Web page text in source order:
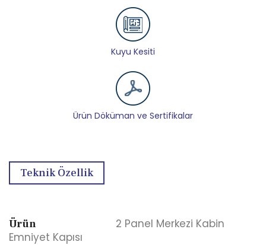
Kuyu Kesiti
Ürün Döküman ve Sertifikalar
Teknik Özellik
Ürün
2 Panel Merkezi Kabin
Emniyet Kapısı